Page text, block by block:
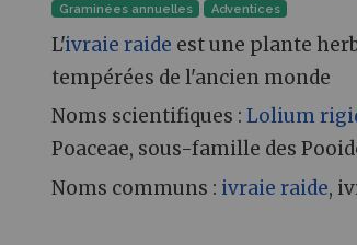
Graminées annuelles Adventices
L'ivraie raide est une plante
tempérées de l'ancien monde
Noms scientifiques : Lolium
Poaceae, sous-famille des
Noms communs : ivraie raide,